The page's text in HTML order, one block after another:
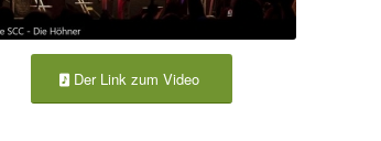
Der Link zum Video